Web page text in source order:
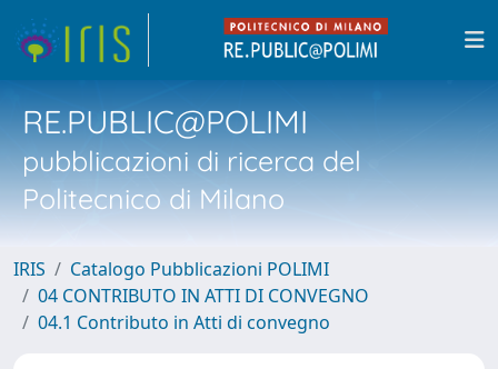
RE.PUBLIC@POLIMI
pubblicazioni di ricerca del
Politecnico di Milano
IRIS
Catalogo Pubblicazioni POLIMI
04 CONTRIBUTO IN ATTI DI CONVEGNO
04.1 Contributo in Atti di convegno